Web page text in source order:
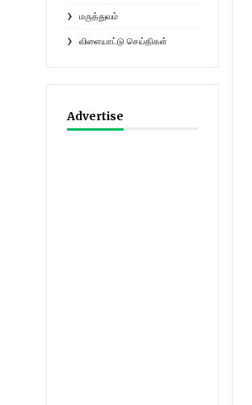
மருத்துவம்
விளையாட்டு செய்திகள்
Advertise